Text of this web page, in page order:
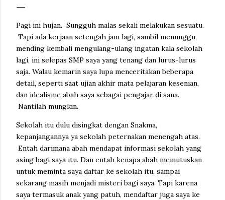
Pagi ini hujan. Sungguh malas sekali melakukan sesuatu.
Tapi ada kerjaan setengah jam lagi, sambil menunggu,
mending kembali mengulang-ulang ingatan kala sekolah
lagi, ini selepas SMP saya yang tenang dan lurus-lurus
saja. Walau kemarin saya lupa menceritakan beberapa
detail, seperti saat ujian akhir mata pelajaran kesenian,
dan idealisme abah saya sebagai pengajar di sana.
Nantilah mungkin.
Sekolah itu dulu disingkat dengan Snakma,
kepanjangannya ya sekolah peternakan menengah atas.
Entah darimana abah mendapat informasi sekolah yang
asing bagi saya itu. Dan entah kenapa abah memutuskan
untuk meminta saya daftar ke sekolah itu, sampai
sekarang masih menjadi misteri bagi saya. Tapi karena
saya termasuk anak yang patuh, mendaftar juga saya ke